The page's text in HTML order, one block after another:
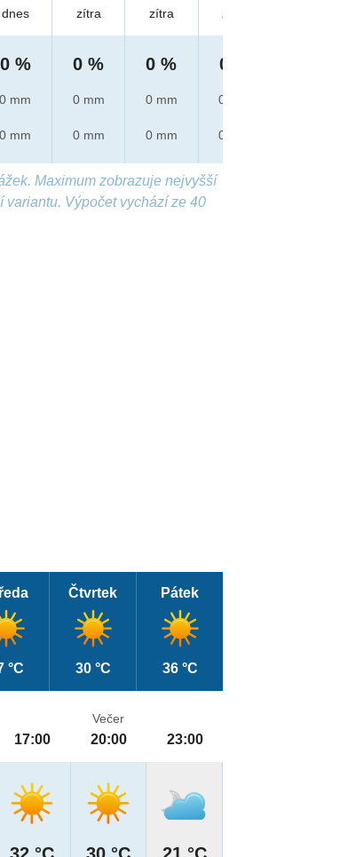
dnes
0 %
0 mm
0 mm
zítra
0 %
0 mm
0 mm
zítra
0 %
0 mm
0 mm
zítra
0 %
0 mm
0 mm
Maximum zobrazuje nejvyšší
Výpočet vychází ze 40
°C
Čtvrtek
30 °C
Pátek
36 °C
17:00
Večer
20:00 23:00